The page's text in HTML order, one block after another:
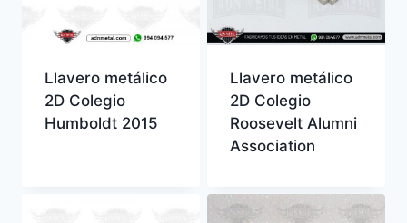
Llavero metálico
2D Colegio
Humboldt 2015
Llavero metálico
2D Colegio
Roosevelt Alumni
Association